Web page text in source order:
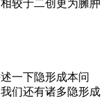
较于二创更为臃肿
一下隐形成本问
们还有诸多隐形成